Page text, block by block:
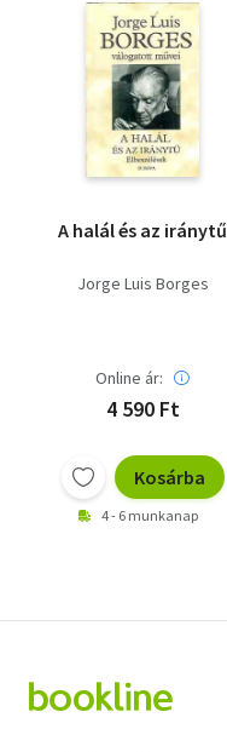
Művészet
Szakkönyv
Szótár, nyelvkönyv
Tankönyv, segédkönyv
Társadalomtudomány
Természettudomány
A halál és az iránytű
Jorge Luis Borges
Online ár:
4 590 Ft
Kosárba
4 - 6 munkanap